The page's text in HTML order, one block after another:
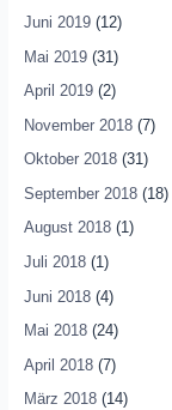
Juni 2019(12)
Mai 2019(31)
April 2019(2)
November 2018(7)
Oktober 2018(31)
September 2018(18)
August 2018(1)
Juli 2018(1)
Juni 2018(4)
Mai 2018(24)
April 2018(7)
März 2018(14)